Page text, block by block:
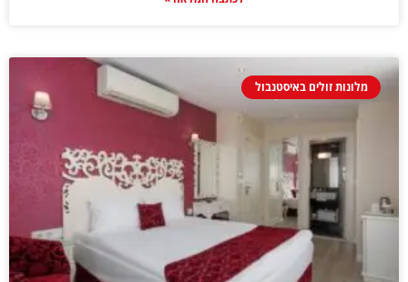
מלונות זולים באיסטנבול